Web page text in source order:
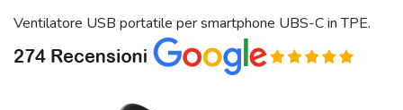
Ventilatore USB portatile per smartphone UBS-C in TPE.